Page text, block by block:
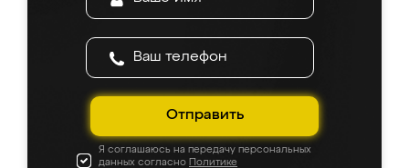
Отправить
Я соглашаюсь на передачу персональных
данных согласно Политике